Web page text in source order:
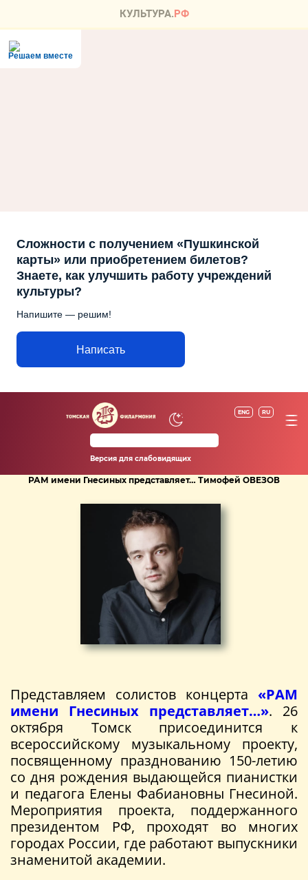
Решаем вместе
Сложности с получением «Пушкинской
карты» или приобретением билетов?
Знаете, как улучшить работу учреждений
культуры?
Напишите — решим!
Написать
ENG RU
Версия для слабовидящих
РАМ имени Гнесиных представляет… Тимофей ОВЕЗОВ
Представляем солистов концерта «РАМ
имени Гнесиных представляет…». 26
октября Томск присоединится к
всероссийскому музыкальному проекту,
посвященному празднованию 150-летию
со дня рождения выдающейся пианистки
и педагога Елены Фабиановны Гнесиной.
Мероприятия проекта, поддержанного
президентом РФ, проходят во многих
городах России, где работают выпускники
знаменитой академии.